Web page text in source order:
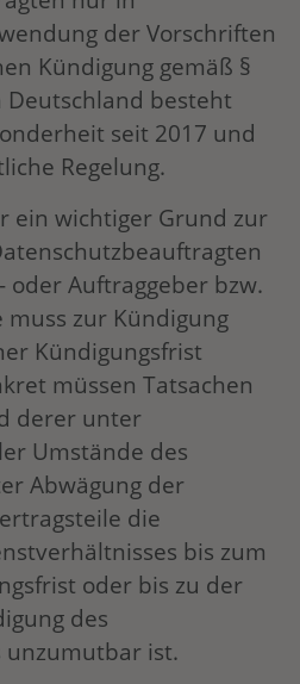
der Vorschriften
Kündigung gemäß §
Deutschland besteht
seit 2017 und
Regelung.
ein wichtiger Grund zur
oder Auftraggeber bzw.
zur Kündigung
Kündigungsfrist
müssen Tatsachen
derer unter
Umstände des
Abwägung der
die
bis zum
oder bis zu der
des
unzumutbar ist.